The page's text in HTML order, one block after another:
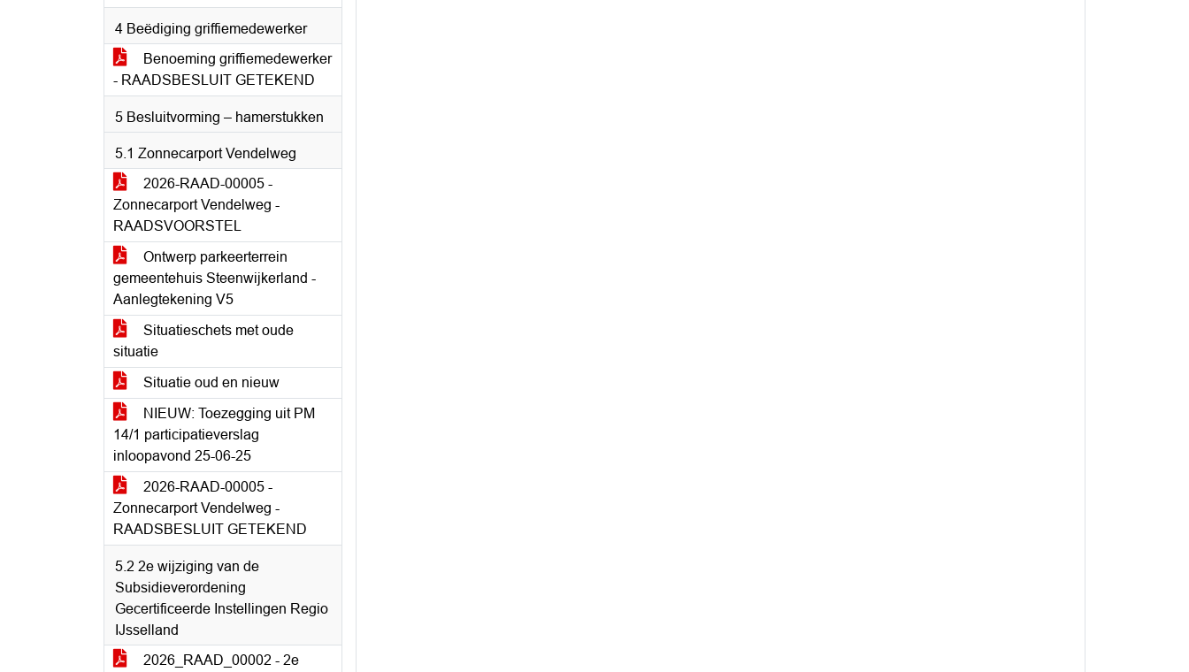
4 Beëdiging griffiemedewerker
Benoeming griffiemedewerker
- RAADSBESLUIT GETEKEND
5 Besluitvorming – hamerstukken
5.1 Zonnecarport Vendelweg
2026-RAAD-00005 -
Zonnecarport Vendelweg -
RAADSVOORSTEL
Ontwerp parkeerterrein
gemeentehuis Steenwijkerland -
Aanlegtekening V5
Situatieschets met oude
situatie
Situatie oud en nieuw
NIEUW: Toezegging uit PM
14/1 participatieverslag
inloopavond 25-06-25
2026-RAAD-00005 -
Zonnecarport Vendelweg -
RAADSBESLUIT GETEKEND
5.2 2e wijziging van de
Subsidieverordening
Gecertificeerde Instellingen Regio
IJsselland
2026_RAAD_00002 - 2e